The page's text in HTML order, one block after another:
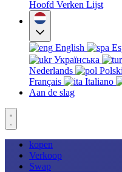
Hoofd Verken Lijst
English
Українська
Nederlands
Polski
Français
Italiano
Aan de slag
kopen
Verkoop
Swap